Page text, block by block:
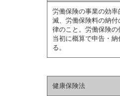
労働保険の事業の効
滅、労働保険料の納
律のこと。労働保険
当初に概算で申告・
る。
健康保険法